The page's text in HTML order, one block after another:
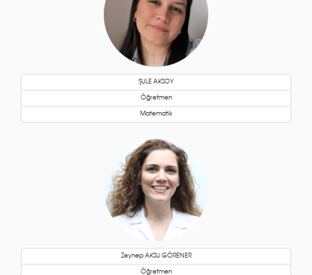
ŞULE AKSOY
Öğretmen
Matematik
Zeynep AKSU GÖRENER
Öğretmen